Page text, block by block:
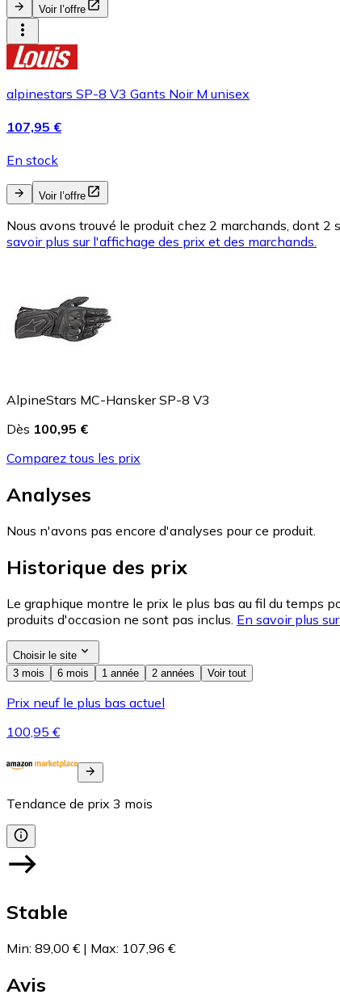
Voir l’offre
alpinestars SP-8 V3 Gants Noir M unisex
107,95 €
En stock
Voir l’offre
Nous avons trouvé le produit chez 2 marchands, dont
savoir plus sur l'affichage des prix et des marchands.
AlpineStars MC-Hansker SP-8 V3
Dès 100,95 €
Comparez tous les prix
Analyses
Nous n'avons pas encore d'analyses pour ce produit.
Historique des prix
Le graphique montre le prix le plus bas au fil du temps
produits d'occasion ne sont pas inclus. En savoir plus
Choisir le site
3 mois
6 mois 1 année 2 années Voir tout
Prix neuf le plus bas actuel
100,95 €
Tendance de prix 3 mois
Stable
Min: 89,00 € | Max: 107,96 €
Avis